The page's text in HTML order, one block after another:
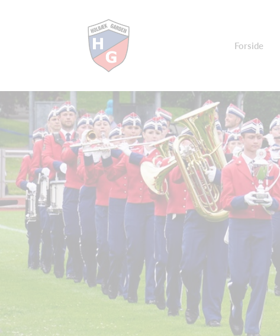
Forside